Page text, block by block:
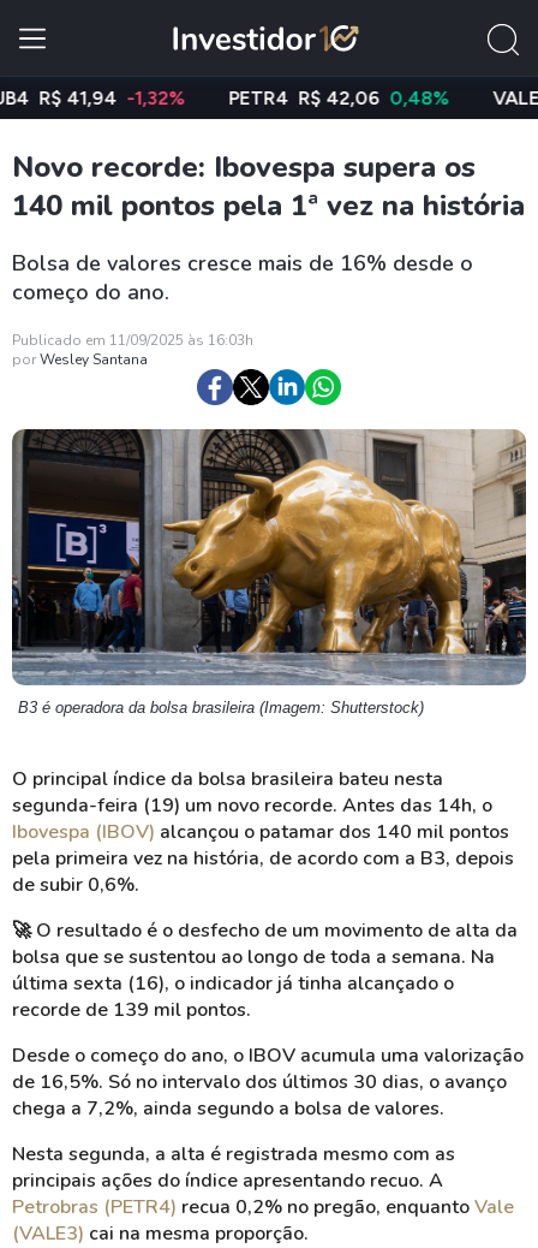
41,94 -1,32% PETR4 R$ 42,06 0,48% VALE3 R$
Novo recorde: Ibovespa supera os
140 mil pontos pela 1ª vez na história
Bolsa de valores cresce mais de 16% desde o
começo do ano.
Publicado em 11/09/2025 às 16:03h
porWesley Santana
B3 é operadora da bolsa brasileira (Imagem: Shutterstock)
O principal índice da bolsa brasileira bateu nesta
segunda-feira (19) um novo recorde. Antes das 14h, o
Ibovespa (IBOV) alcançou o patamar dos 140 mil pontos
pela primeira vez na história, de acordo com a B3, depois
de subir 0,6%.
🚀 O resultado é o desfecho de um movimento de alta da
bolsa que se sustentou ao longo de toda a semana. Na
última sexta (16), o indicador já tinha alcançado o
recorde de 139 mil pontos.
Desde o começo do ano, o IBOV acumula uma valorização
de 16,5%. Só no intervalo dos últimos 30 dias, o avanço
chega a 7,2%, ainda segundo a bolsa de valores.
Nesta segunda, a alta é registrada mesmo com as
principais ações do índice apresentando recuo. A
Petrobras (PETR4) recua 0,2% no pregão, enquantoVale
(VALE3) cai na mesma proporção.